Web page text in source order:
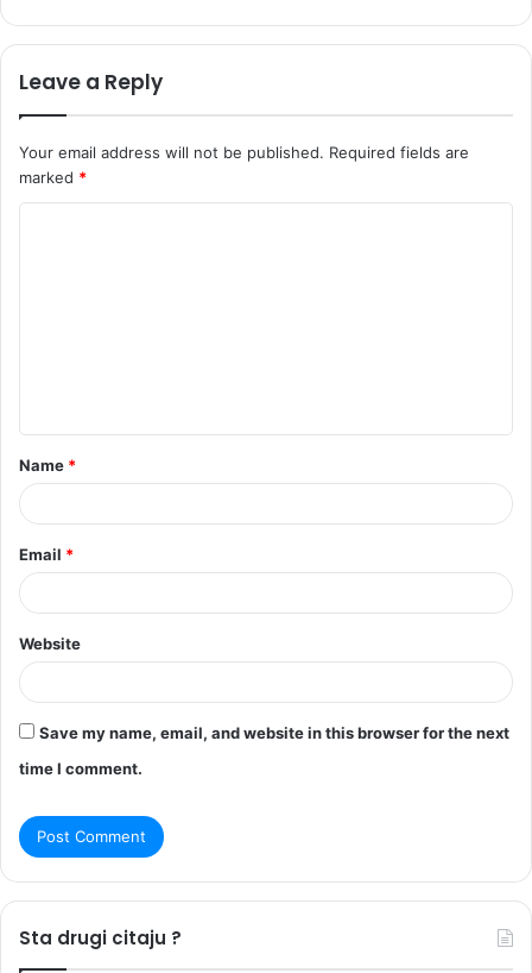
Leave a Reply
Your email address will not be published. Required fields are
marked *
t
*
Name *
Email *
Website
Save my name, email, and website in this browser for the next
time I comment.
Sta drugi citaju ?